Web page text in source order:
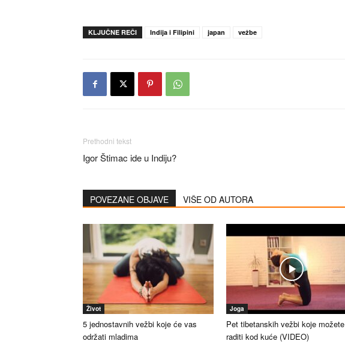
KLJUČNE REČI Indija i Filipini japan vežbe
Prethodni tekst
Igor Štimac ide u Indiju?
POVEZANE OBJAVE VIŠE OD AUTORA
Život
5 jednostavnih vežbi koje će vas
održati mladima
Joga
Pet tibetanskih vežbi koje možete
raditi kod kuće (VIDEO)